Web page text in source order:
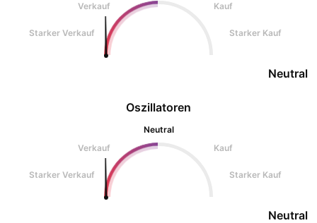
Oszillatoren
Neutral
Verkauf
Kauf
Starker Verkauf Starker Kauf
Neutral
Verkauf
Kauf
Starker Verkauf Starker Kauf
Neutral